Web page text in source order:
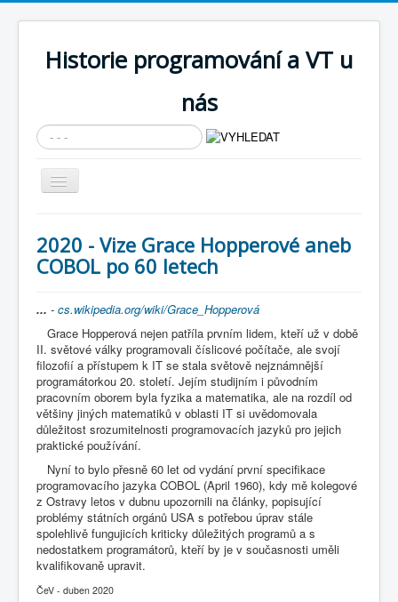
Historie programování a VT u
nás
Vyhledávání...
Přepnout
navigaci
Cíle expozice
Současnost SW a IT
KNIHOVNA
Historické počítače
COBOL
O nás
Úvod
P - programátorské příklady
(red_pozn)
Programovací jazyky vzorů Cobol
2020 - Vize Grace Hopperové aneb
COBOL po 60 letech
... - cs.wikipedia.org/wiki/Grace_Hopperová
Grace Hopperová nejen patříla prvním lidem, kteří už v době
II. světové války programovali číslicové počítače, ale svojí
filozofií a přístupem k IT se stala světově nejznámnější
programátorkou 20. století. Jejím studijním i původním
pracovním oborem byla fyzika a matematika, ale na rozdíl od
většiny jiných matematiků v oblasti IT si uvědomovala
důležitost srozumitelnosti programovacích jazyků pro jejich
praktické používání.
Nyní to bylo přesně 60 let od vydání první specifikace
programovacího jazyka COBOL (April 1960), kdy mě kolegové
z Ostravy letos v dubnu upozornili na články, popisující
problémy státních orgánů USA s potřebou úprav stále
spolehlivě fungujicích kriticky důležitých programů a s
nedostatkem programátorů, kteří by je v současnosti uměli
kvalifikovaně upravit.
ČeV - duben 2020